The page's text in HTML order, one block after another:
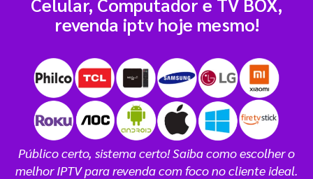
revenda iptv hoje mesmo!
Público certo, sistema certo! Saiba como escolher o
melhor IPTV para revenda com foco no cliente ideal.